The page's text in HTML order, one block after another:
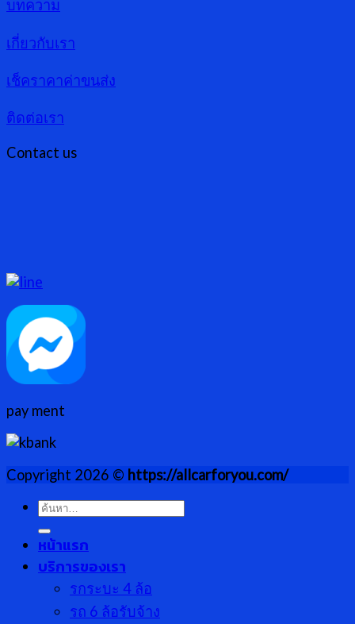
บทความ
เกี่ยวกับเรา
เช็คราคาค่าขนส่ง
ติดต่อเรา
Contact us
pay ment
Copyright 2026 © https://allcarforyou.com/
ค้นหา:
หน้าแรก
บริการของเรา
รกระบะ 4 ล้อ
รถ 6 ล้อรับจ้าง